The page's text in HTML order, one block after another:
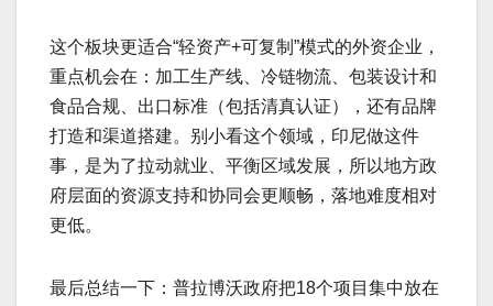
这个板块更适合“轻资产+可复制”模式的外资企业，
重点机会在：加工生产线、冷链物流、包装设计和
食品合规、出口标准（包括清真认证），还有品牌
打造和渠道搭建。别小看这个领域，印尼做这件
事，是为了拉动就业、平衡区域发展，所以地方政
府层面的资源支持和协同会更顺畅，落地难度相对
更低。
最后总结一下：普拉博沃政府把18个项目集中放在